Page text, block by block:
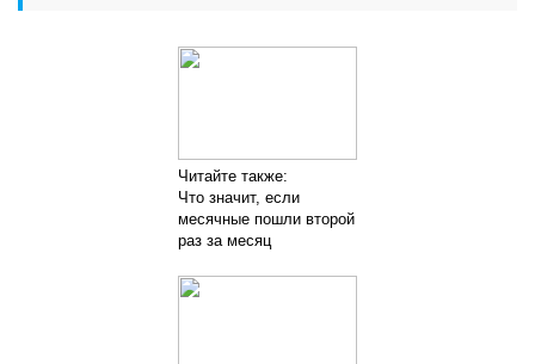
Читайте также:
Что значит, если
месячные пошли второй
раз за месяц